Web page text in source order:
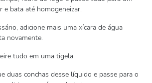
e bata até homogeneizar.
adicione mais uma xícara de água
novamente.
tudo em uma tigela.
duas conchas desse líquido e passe para o